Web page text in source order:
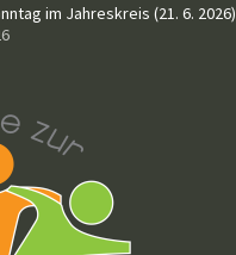
im Jahreskreis (21. 6. 2026)